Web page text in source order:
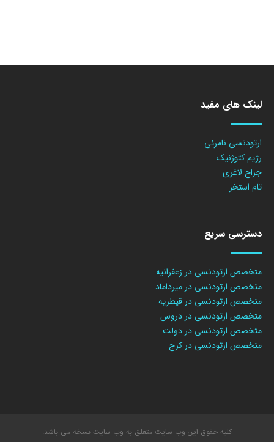
لینک های مفید
ارتودنسی نامرئی
رژیم کتوژنیک
جراح لاغری
تام استخر
دسترسی سریع
متخصص ارتودنسی در زعفرانیه
متخصص ارتودنسی در میرداماد
متخصص ارتودنسی در قیطریه
متخصص ارتودنسی در دروس
متخصص ارتودنسی در دولت
متخصص ارتودنسی در کرج
کلیه حقوق این وب سایت متعلق به وب سایت نسخه می باشد.